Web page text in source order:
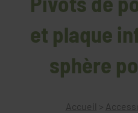
et plaque
sphère
Accueil >